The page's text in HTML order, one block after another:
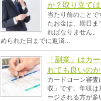
か？取り立て
当たり前のことで
たお金は、期日ま
ればなりません。
められた日までに返済...
「副業」はカ
れても良いのか
カードローン審
収」です。年収は
ージされる方が多